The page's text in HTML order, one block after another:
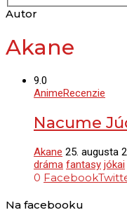
Autor
Akane
9.0
AnimeRecenzie
Nacume
Akane 25. augusta
dráma fantasy jókai
0 Facebook
Na facebooku